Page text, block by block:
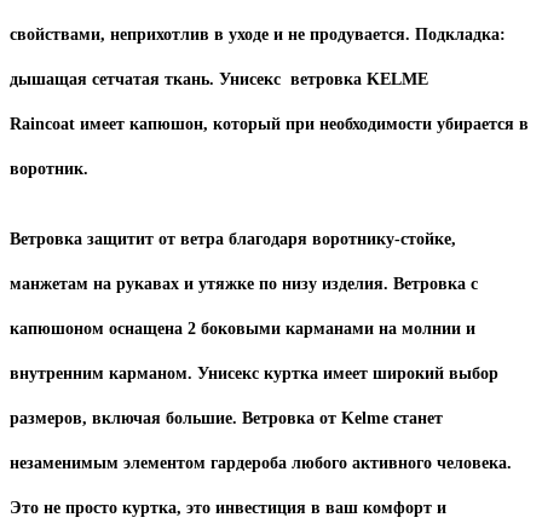
свойствами, неприхотлив в уходе и не продувается. Подкладка:
дышащая сетчатая ткань. Унисекс ветровка KELME
Raincoat имеет капюшон, который при необходимости убирается в
воротник.
Ветровка защитит от ветра благодаря воротнику-стойке,
манжетам на рукавах и утяжке по низу изделия. Ветровка с
капюшоном оснащена 2 боковыми карманами на молнии и
внутренним карманом. Унисекс куртка имеет широкий выбор
размеров, включая большие. Ветровка от Kelme станет
незаменимым элементом гардероба любого активного человека.
Это не просто куртка, это инвестиция в ваш комфорт и